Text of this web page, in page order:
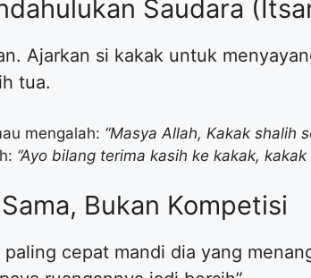
Saudara
Ajarkan si kakak untuk
tua.
mengalah: “Masya Allah, Kakak shalih
“Ayo bilang terima kasih ke kakak,
Bukan Kompetisi
cepat mandi dia yang